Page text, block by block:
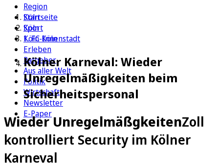
Region
Köln
Sport
1. FC Köln
Erleben
Ratgeber
Aus aller Welt
Politik
Wirtschaft
Newsletter
E-Paper
Startseite
Köln
Köln-Innenstadt
Kölner Karneval: Wieder
Unregelmäßigkeiten beim
Sicherheitspersonal
Wieder UnregelmäßgkeitenZoll
kontrolliert Security im Kölner
Karneval